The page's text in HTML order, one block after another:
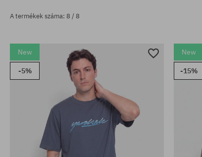
A termékek száma: 8 / 8
New
-5%
New
-15%